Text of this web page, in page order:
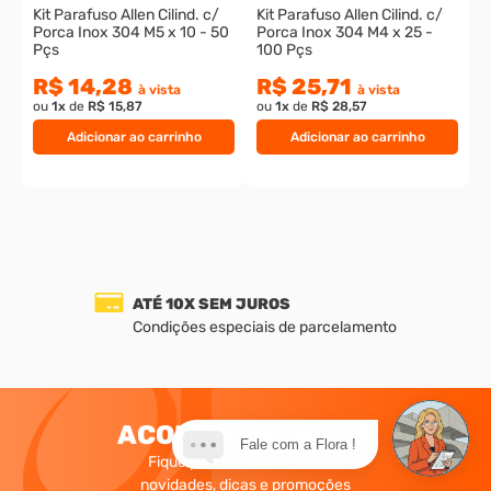
Adicionar ao carrinho
Kit Parafuso Allen Cilind. c/
Porca Inox 304 M5 x 10 - 50
Pçs
R$ 14,28 à vista
ou 1x de R$ 15,87
Adicionar ao carrinho
Kit Parafuso Allen Cilind. c/
Porca Inox 304 M4 x 25 -
100 Pçs
R$ 25,71 à vista
ou 1x de R$ 28,57
ATÉ 10X SEM JUROS
Condições especiais de parcelamento
ACOMPANHE A CCP
Fique por dentro das nossas
novidades, dicas e promoções
Fale com a Flora !